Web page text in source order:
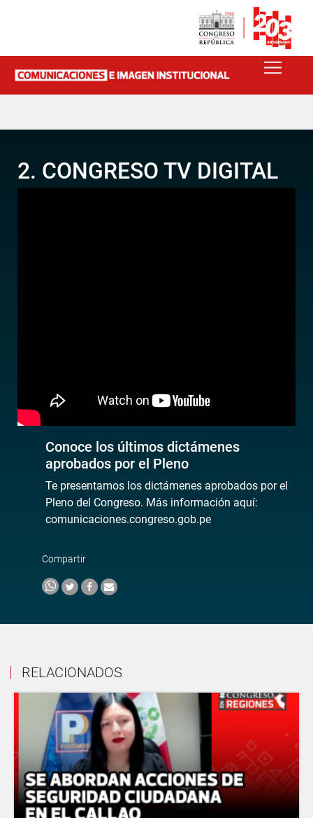
2. CONGRESO TV DIGITAL
Conoce los últimos dictámenes
aprobados por el Pleno
Te presentamos los dictámenes aprobados por el
Pleno del Congreso. Más información aquí:
comunicaciones.congreso.gob.pe
Compartir
RELACIONADOS